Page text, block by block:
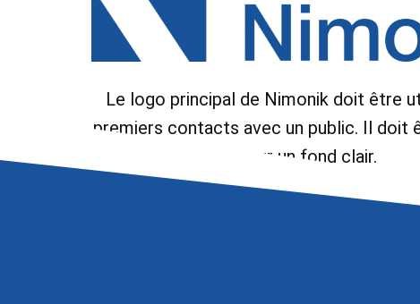
Le logo principal de Nimonik doit être
premiers contacts avec un public. Il doit
sur un fond clair.